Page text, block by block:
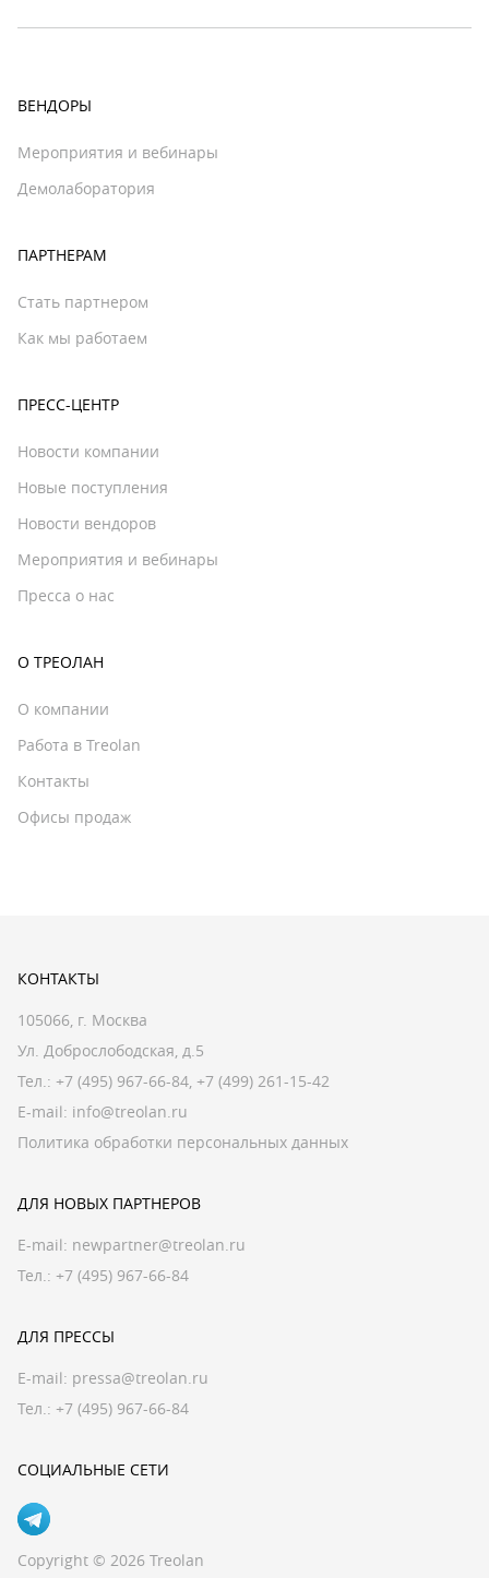
ВЕНДОРЫ
Мероприятия и вебинары
Демолаборатория
ПАРТНЕРАМ
Стать партнером
Как мы работаем
ПРЕСС-ЦЕНТР
Новости компании
Новые поступления
Новости вендоров
Мероприятия и вебинары
Пресса о нас
О ТРЕОЛАН
О компании
Работа в Treolan
Контакты
Офисы продаж
КОНТАКТЫ
105066, г. Москва
Ул. Доброслободская, д.5
Тел.: +7 (495) 967-66-84, +7 (499) 261-15-42
E-mail: info@treolan.ru
Политика обработки персональных данных
ДЛЯ НОВЫХ ПАРТНЕРОВ
E-mail: newpartner@treolan.ru
Тел.: +7 (495) 967-66-84
ДЛЯ ПРЕССЫ
E-mail: pressa@treolan.ru
Тел.: +7 (495) 967-66-84
СОЦИАЛЬНЫЕ СЕТИ
Copyright © 2026 Treolan